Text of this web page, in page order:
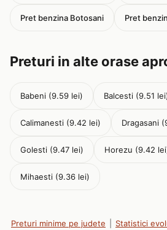
Pret benzina Botosani Pret
Preturi in alte orase
Babeni (9.59 lei) Balcesti (9.51
Calimanesti (9.42 lei) Dragasani
Golesti (9.47 lei) Horezu (9.42
Mihaesti (9.36 lei)
Preturi minime pe judete Statistici